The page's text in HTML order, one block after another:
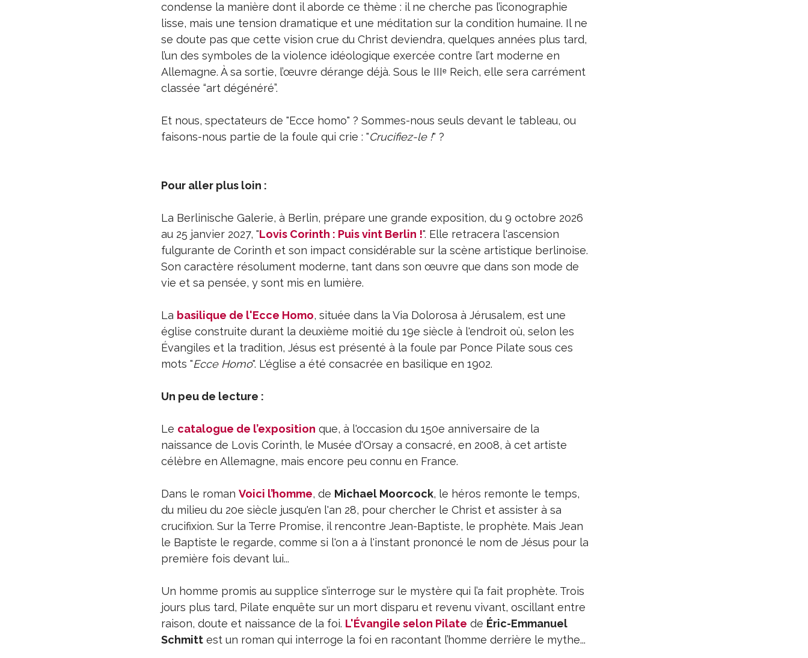
condense la manière dont il aborde ce thème : il ne cherche pas l’iconographie
lisse, mais une tension dramatique et une méditation sur la condition humaine. Il ne
se doute pas que cette vision crue du Christ deviendra, quelques années plus tard,
l’un des symboles de la violence idéologique exercée contre l’art moderne en
Allemagne. À sa sortie, l’œuvre dérange déjà. Sous le IIIᵉ Reich, elle sera carrément
classée “art dégénéré”.
Et nous, spectateurs de "Ecce homo" ? Sommes-nous seuls devant le tableau, ou
faisons-nous partie de la foule qui crie : "Crucifiez-le !" ?
Pour aller plus loin :
La Berlinische Galerie, à Berlin, prépare une grande exposition, du 9 octobre 2026
au 25 janvier 2027, "Lovis Corinth : Puis vint Berlin !". Elle retracera l'ascension
fulgurante de Corinth et son impact considérable sur la scène artistique berlinoise.
Son caractère résolument moderne, tant dans son œuvre que dans son mode de
vie et sa pensée, y sont mis en lumière.
La basilique de l'Ecce Homo, située dans la Via Dolorosa à Jérusalem, est une
église construite durant la deuxième moitié du 19e siècle à l'endroit où, selon les
Évangiles et la tradition, Jésus est présenté à la foule par Ponce Pilate sous ces
mots "Ecce Homo". L'église a été consacrée en basilique en 1902.
Un peu de lecture :
Le catalogue de l’exposition que, à l'occasion du 150e anniversaire de la
naissance de Lovis Corinth, le Musée d'Orsay a consacré, en 2008, à cet artiste
célèbre en Allemagne, mais encore peu connu en France.
Dans le roman Voici l’homme, de Michael Moorcock, le héros remonte le temps,
du milieu du 20e siècle jusqu'en l'an 28, pour chercher le Christ et assister à sa
crucifixion. Sur la Terre Promise, il rencontre Jean-Baptiste, le prophète. Mais Jean
le Baptiste le regarde, comme si l'on a à l'instant prononcé le nom de Jésus pour la
première fois devant lui...
Un homme promis au supplice s’interroge sur le mystère qui l’a fait prophète. Trois
jours plus tard, Pilate enquête sur un mort disparu et revenu vivant, oscillant entre
raison, doute et naissance de la foi. L'Évangile selon Pilate de Éric-Emmanuel
Schmittest un roman qui interroge la foi en racontant l’homme derrière le mythe...